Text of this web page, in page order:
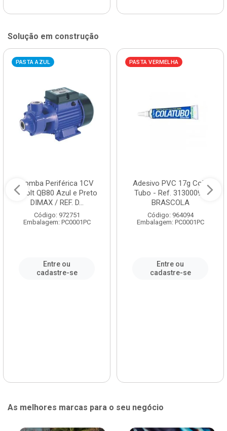
Solução em construção
PASTA AZUL
Bomba Periférica 1CV
Bivolt QB80 Azul e Preto
DIMAX / REF. D...
Código: 972751
Embalagem: PC0001PC
Entre ou
cadastre-se
PASTA VERMELHA
Adesivo PVC 17g Cola
Tubo - Ref. 3130009 -
BRASCOLA
Código: 964094
Embalagem: PC0001PC
Entre ou
cadastre-se
As melhores marcas para o seu negócio